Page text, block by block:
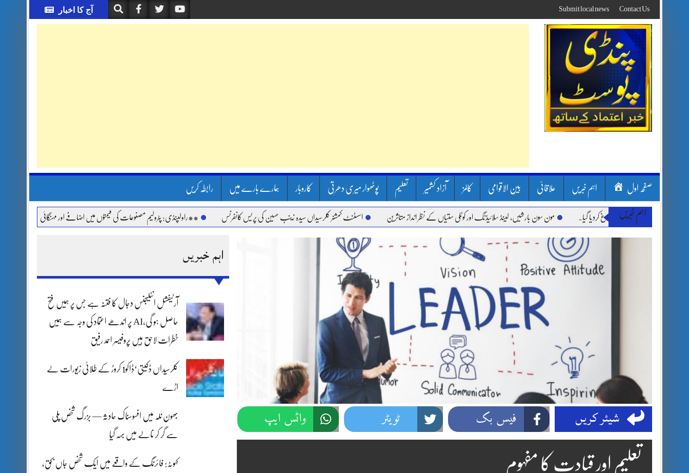
to
content
آج کا اخبار Contact Us
Submit local news
صفحہ اول اہم خبریں علاقائی بین الاقوامی کالمز آزاد کشمیر تعلیم پوٹھوار میری دھرتی کاروبار ہمارے بارے میں رابطہ کریں
اہم خبریں مون سون بارشیں، لینڈ سلائیڈنگ اور کوٹلی ستیاں کے نظر انداز متاثرین اسسٹنٹ کمشنر کلرسیداں سیدہ زینب حسین کی پریس کانفرنس **راولپنڈی: پٹرولیم مصنوعات کی قیمتوں میں اضافے اور مہنگائی کے خلاف جماعت
اہم خبریں
آرٹیفشل انٹلیجنس دجال کا فتنہ ہے جس پر ہمیں فتح
حاصل ہو گی،AI پر اندھے اعتماد کی وجہ سے ہمیں
خطرات لاحق ہیں پروفیسر احمد رفیق
کلرسیداں ڈکیتی‘ڈاکو1 کروڑ کے طلائی زیورات لے
اڑے
بھون نلہ میں افسوسناک حادثہ — بزرگ شخص پلی
سے گر کر نالے میں بہہ گیا
کہوٹہ: فائرنگ کے واقعے میں ایک شخص جاں بحق،
شیئر کریں فیس بک ٹویٹر واٹس ایپ
تعلیم اور قیادت کا مفہوم